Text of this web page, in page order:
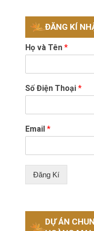
ĐĂNG KÍ
Họ và Tên*
Số Điện Thoại*
Email*
Đăng Kí
DỰ ÁN